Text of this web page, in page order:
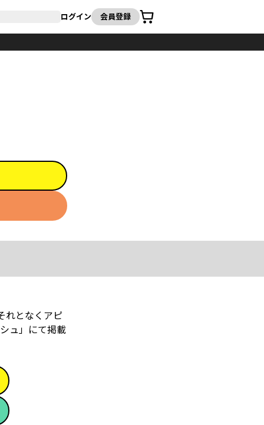
ログイン 会員登録
カート
れとなくアピ
ュ」にて掲載